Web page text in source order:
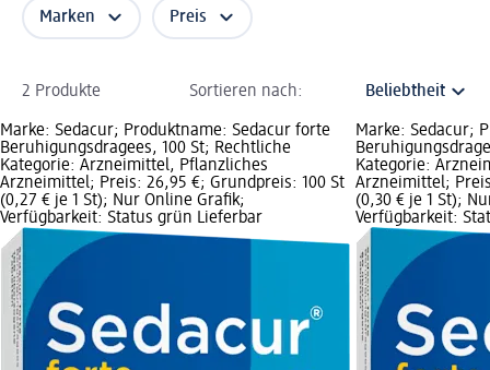
Marken Preis
2 Produkte Sortieren nach:
Marke: Sedacur; Produktname: Sedacur forte
Beruhigungsdragees, 100 St; Rechtliche
Kategorie: Arzneimittel, Pflanzliches
Arzneimittel; Preis: 26,95 €; Grundpreis: 100 St
(0,27 € je 1 St); Nur Online Grafik;
Verfügbarkeit: Status grün Lieferbar
Marke: Sedacur;
Kategorie:
Arzneimittel;
(0,30 € je 1 St);
Verfügbarkeit: